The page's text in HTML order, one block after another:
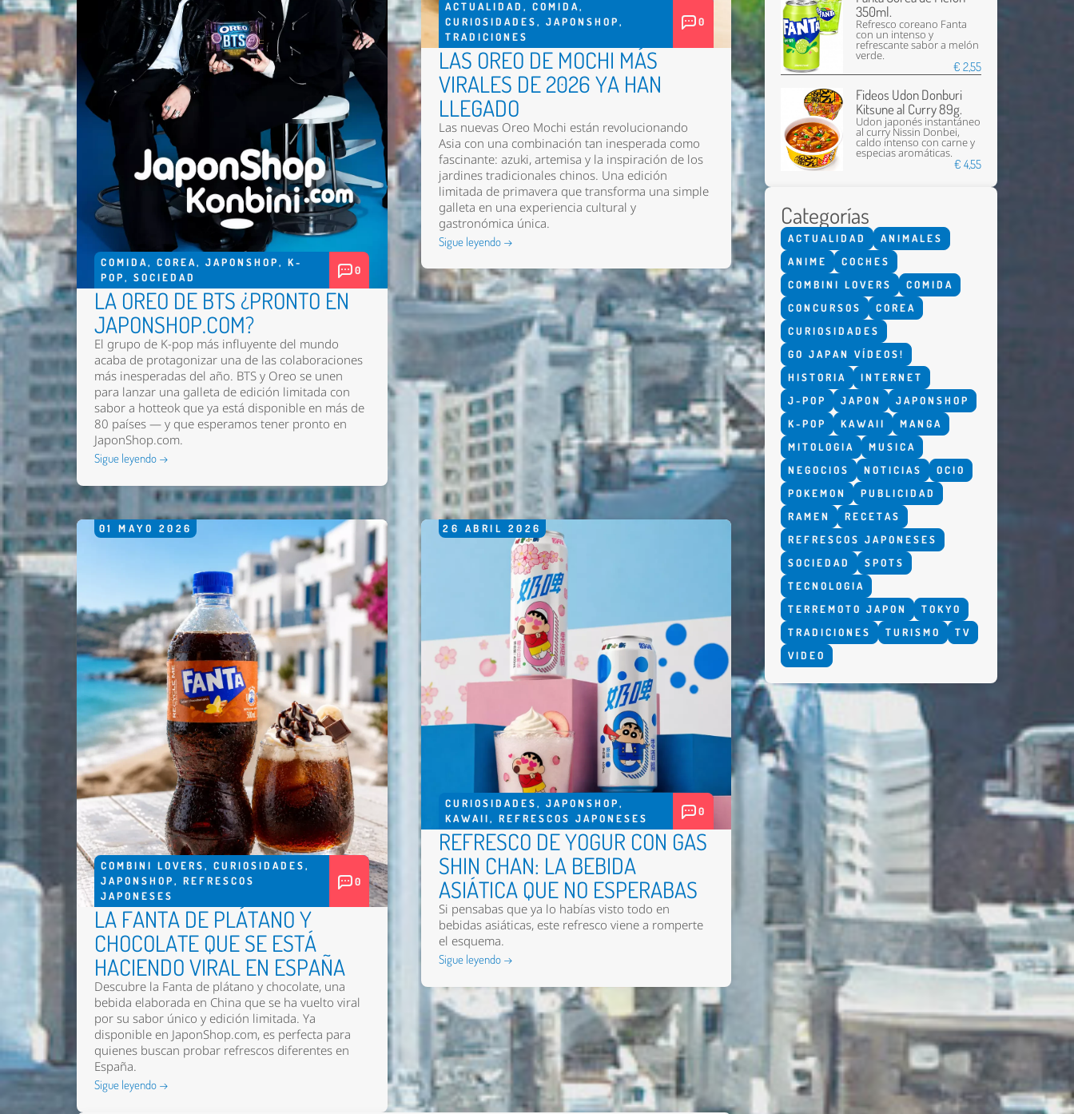
COMIDA,COREA,JAPONSHOP,K-
POP,SOCIEDAD
0
LA OREO DE BTS ¿PRONTO EN
JAPONSHOP.COM?
El grupo de K-pop más influyente del mundo
acaba de protagonizar una de las colaboraciones
más inesperadas del año. BTS y Oreo se unen
para lanzar una galleta de edición limitada con
sabor a hotteok que ya está disponible en más de
80 países — y que esperamos tener pronto en
JaponShop.com.
Sigue leyendo →
ACTUALIDAD , COMIDA,
CURIOSIDADES, JAPONSHOP,
TRADICIONES
0
LAS OREO DE MOCHI MÁS
VIRALES DE 2026 YA HAN
LLEGADO
Las nuevas Oreo Mochi están revolucionando
Asia con una combinación tan inesperada como
fascinante: azuki, artemisa y la inspiración de los
jardines tradicionales chinos. Una edición
limitada de primavera que transforma una simple
galleta en una experiencia cultural y
gastronómica única.
Sigue leyendo →
01 MAYO 2026
COMBINI LOVERS,CURIOSIDADES,
JAPONSHOP,REFRESCOS
JAPONESES
0
LA FANTA DE PLÁTANO Y
CHOCOLATE QUE SE ESTÁ
HACIENDO VIRAL EN ESPAÑA
Descubre la Fanta de plátano y chocolate, una
bebida elaborada en China que se ha vuelto viral
por su sabor único y edición limitada. Ya
disponible en JaponShop.com, es perfecta para
quienes buscan probar refrescos diferentes en
España.
Sigue leyendo →
26 ABRIL 2026
CURIOSIDADES, JAPONSHOP,
KAWAII, REFRESCOS JAPONESES
0
REFRESCO DE YOGUR CON GAS
SHIN CHAN: LA BEBIDA
ASIÁTICA QUE NO ESPERABAS
Si pensabas que ya lo habías visto todo en
bebidas asiáticas, este refresco viene a romperte
el esquema.
Sigue leyendo →
350ml.
Refresco coreano Fanta
con un intenso y
refrescante sabor a melón
verde.
€ 2,55
Fideos Udon Donburi
Kitsune al Curry 89g.
Udon japonés instantáneo
al curry Nissin Donbei,
caldo intenso con carne y
especias aromáticas.
€ 4,55
Categorías
ACTUALIDAD
ANIMALES
ANIME
COCHES
COMBINI LOVERS
COMIDA
CONCURSOS
COREA
CURIOSIDADES
GO JAPAN VÍDEOS!
HISTORIA
INTERNET
J-POP
JAPON
JAPONSHOP
K-POP
KAWAII
MANGA
MITOLOGIA
MUSICA
NEGOCIOS
NOTICIAS
OCIO
POKEMON
PUBLICIDAD
RAMEN
RECETAS
REFRESCOS JAPONESES
SOCIEDAD
SPOTS
TECNOLOGIA
TERREMOTO JAPON
TOKYO
TRADICIONES
TURISMO
TV
VIDEO